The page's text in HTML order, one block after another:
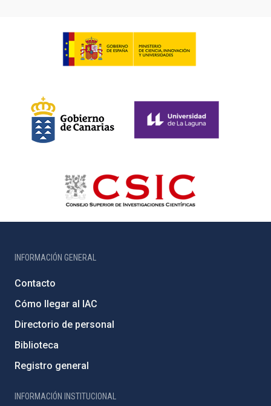
INFORMACIÓN GENERAL
Contacto
Cómo llegar al IAC
Directorio de personal
Biblioteca
Registro general
INFORMACIÓN INSTITUCIONAL